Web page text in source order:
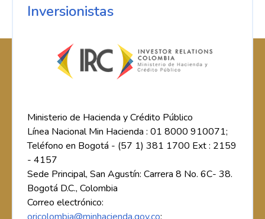
Inversionistas
Ministerio de Hacienda y Crédito Público
Línea Nacional Min Hacienda : 01 8000 910071;
Teléfono en Bogotá - (57 1) 381 1700 Ext : 2159
- 4157
Sede Principal, San Agustín: Carrera 8 No. 6C- 38.
Bogotá D.C., Colombia
Correo electrónico: